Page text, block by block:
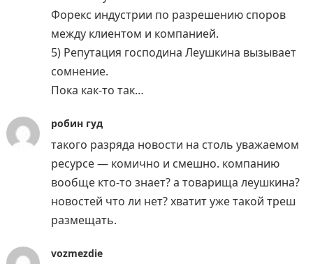
Форекс индустрии по разрешению споров
между клиентом и компанией.
5) Репутация господина Леушкина вызывает
сомнение.
Пока как-то так…
робин гуд
такого разряда новости на столь уважаемом
ресурсе — комично и смешно. компанию
вообще кто-то знает? а товарища леушкина?
новостей что ли нет? хватит уже такой треш
размещать.
vozmezdie